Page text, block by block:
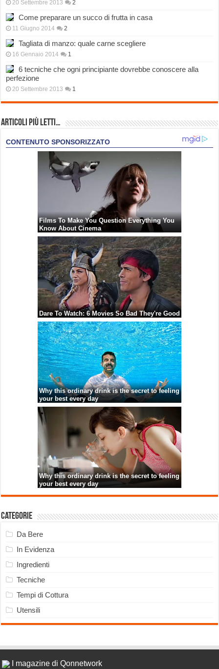
20 Settembre 2013 2
Come preparare un succo di frutta in casa
11 Giugno 2014 2
Tagliata di manzo: quale carne scegliere
16 Gennaio 2014 1
6 tecniche che ogni principiante dovrebbe conoscere alla
perfezione
20 Settembre 2013 1
Articoli più Letti…
Categorie
Da Bere
In Evidenza
Ingredienti
Tecniche
Tempi di Cottura
Utensili
I magazine di Qonnetwork